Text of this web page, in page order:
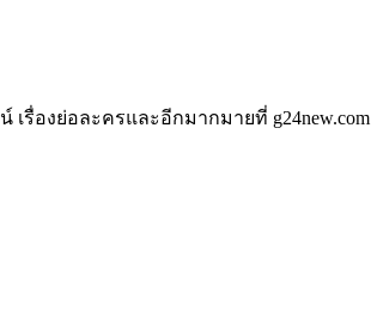
รื่องย่อละครและอีกมากมายที่ g24new.com